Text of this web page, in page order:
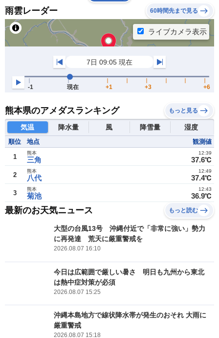
雨雲レーダー 60時間先まで見る
熊本県のアメダスランキング もっと見る
気温 降水量 風 降雪量 湿度
順位 地点 観測値
1 三角
熊本
37.6℃
12:39
2 八代
熊本
37.4℃
12:49
3 菊池
熊本
36.9℃
12:43
最新のお天気ニュース もっと読む
大型の台風13号 沖縄付近で「非常に強い」勢力
に再発達 荒天に厳重警戒を
2026.08.07 16:10
今日は広範囲で厳しい暑さ 明日も九州から東北
は熱中症対策が必須
2026.08.07 15:25
沖縄本島地方で線状降水帯が発生のおそれ 大雨に
厳重警戒
2026.08.07 15:18